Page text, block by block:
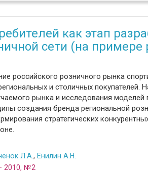
как этап
сети (на примере
российского розничного рынка
и столичных покупателей.
рынка и исследования моделей
создания бренда региональной
стратегических
Л.А. , Енилин А.Н.
2010, №2